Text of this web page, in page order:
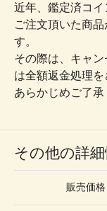
近年、鑑定済コイ
ご注文頂いた商
す。
その際は、キャ
は全額返金処理を
あらかじめご了承
その他の詳細
販売価格